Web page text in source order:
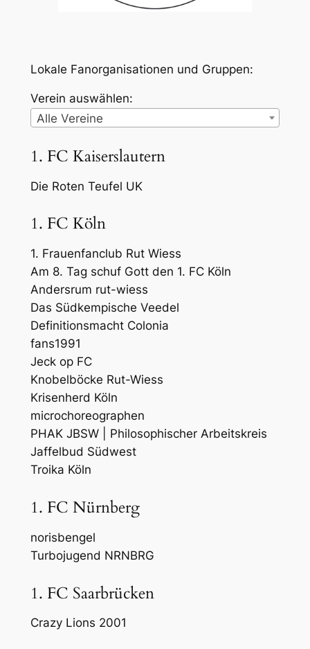
Lokale Fanorganisationen und Gruppen:
Verein auswählen:
Alle Vereine
1. FC Kaiserslautern
Die Roten Teufel UK
1. FC Köln
1. Frauenfanclub Rut Wiess
Am 8. Tag schuf Gott den 1. FC Köln
Andersrum rut-wiess
Das Südkempische Veedel
Definitionsmacht Colonia
fans1991
Jeck op FC
Knobelböcke Rut-Wiess
Krisenherd Köln
microchoreographen
PHAK JBSW | Philosophischer Arbeitskreis
Jaffelbud Südwest
Troika Köln
1. FC Nürnberg
norisbengel
Turbojugend NRNBRG
1. FC Saarbrücken
Crazy Lions 2001